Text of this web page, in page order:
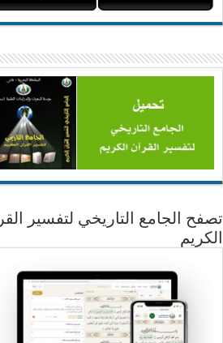
تصفح الجامع التاريخي لتفسير
الكريم